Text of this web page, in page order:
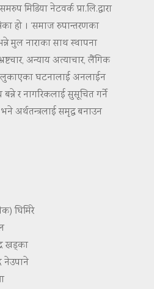
मिडिया नेटवर्क प्रा.लि.द्वारा
हो । ‘समाज रुपान्तरणका
मुल नाराका साथ स्थापना
अन्याय अत्याचार, लैंगिक
लुकाएका घटनालाई अनलाईन
र नागरिकलाई सुसूचित गर्ने
अर्थतन्त्रलाई समृद्ध बनाउन
घिमिरे
खड्का
नेउपाने